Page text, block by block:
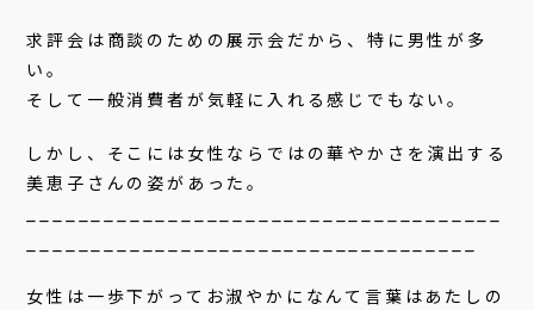
求評会は商談のための展示会だから、特に男性が多
い。
そして一般消費者が気軽に入れる感じでもない。
しかし、そこには女性ならではの華やかさを演出する
美恵子さんの姿があった。
女性は一歩下がってお淑やかになんて言葉はあたしの